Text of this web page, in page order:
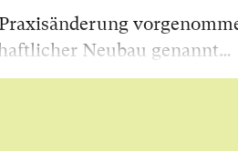
Neubau genannt…